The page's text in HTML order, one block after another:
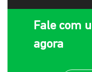
Fale com
agora